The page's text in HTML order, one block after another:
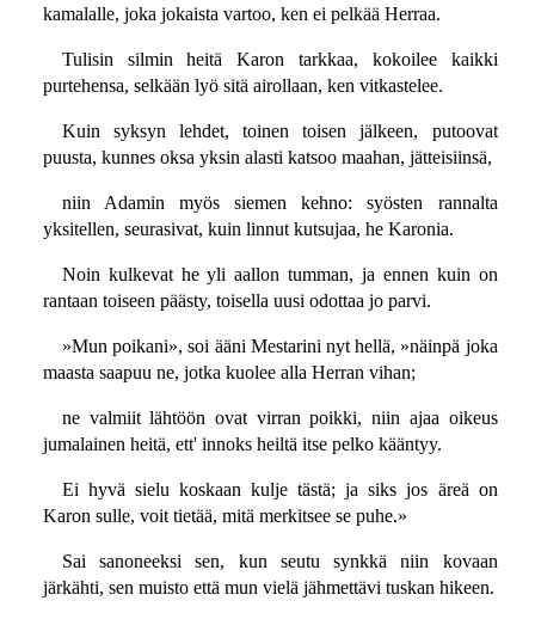
kamalalle, joka jokaista vartoo, ken ei pelkää Herraa.
Tulisin silmin heitä Karon tarkkaa, kokoilee kaikki
purtehensa, selkään lyö sitä airollaan, ken vitkastelee.
Kuin syksyn lehdet, toinen toisen jälkeen, putoovat
puusta, kunnes oksa yksin alasti katsoo maahan, jätteisiinsä,
niin Adamin myös siemen kehno: syösten rannalta
yksitellen, seurasivat, kuin linnut kutsujaa, he Karonia.
Noin kulkevat he yli aallon tumman, ja ennen kuin on
rantaan toiseen päästy, toisella uusi odottaa jo parvi.
»Mun poikani», soi ääni Mestarini nyt hellä, »näinpä joka
maasta saapuu ne, jotka kuolee alla Herran vihan;
ne valmiit lähtöön ovat virran poikki, niin ajaa oikeus
jumalainen heitä, ett' innoks heiltä itse pelko kääntyy.
Ei hyvä sielu koskaan kulje tästä; ja siks jos äreä on
Karon sulle, voit tietää, mitä merkitsee se puhe.»
Sai sanoneeksi sen, kun seutu synkkä niin kovaan
järkähti, sen muisto että mun vielä jähmettävi tuskan hikeen.